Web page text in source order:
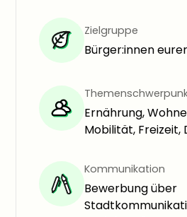
Zielgruppe
Bürger:innen
Ernährung,
Mobilität, Freizeit,
Kommunikation
Bewerbung über